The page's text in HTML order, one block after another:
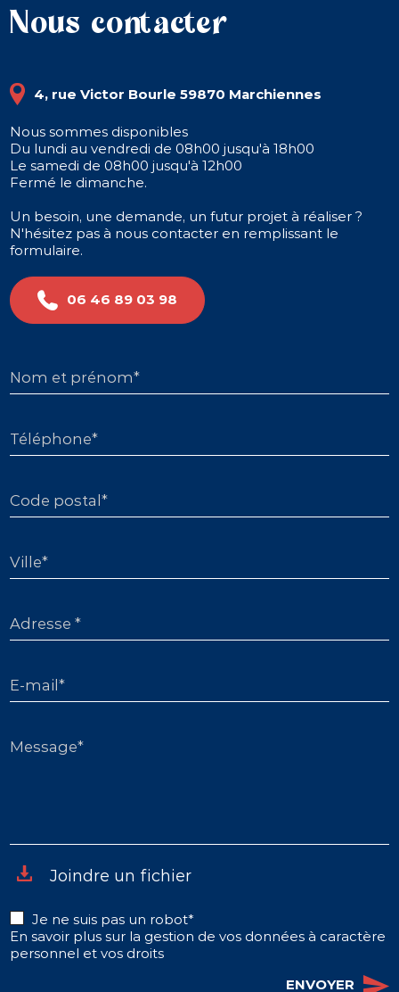
Nom et prénom*
Téléphone*
Code postal*
Ville*
Adresse *
E-mail*
Message*
Joindre un fichier
Je ne suis pas un robot*
En savoir plus sur la gestion de vos données à caractère
personnel et vos droits
ENVOYER
Nous contacter
4, rue Victor Bourle 59870 Marchiennes
Nous sommes disponibles
Du lundi au vendredi de 08h00 jusqu'à 18h00
Le samedi de 08h00 jusqu'à 12h00
Fermé le dimanche.
Un besoin, une demande, un futur projet à réaliser ?
N'hésitez pas à nous contacter en remplissant le
formulaire.
06 46 89 03 98